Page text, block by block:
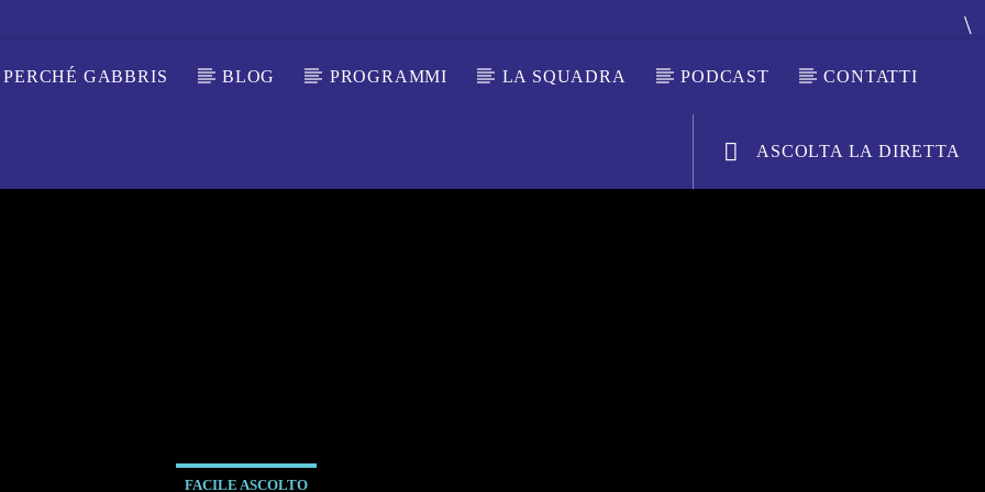
PERCHÉ GABBRIS BLOG PROGRAMMI LA SQUADRA PODCAST CONTATTI
ASCOLTA LA DIRETTA
FACILE ASCOLTO